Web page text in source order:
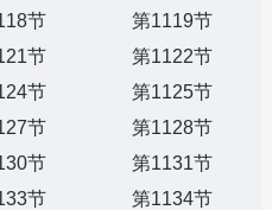
节
第1119节
节
第1122节
节
第1125节
节
第1128节
节
第1131节
节
第1134节